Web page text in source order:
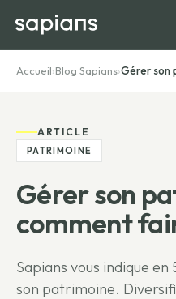
Accueil›Blog Sapians›Gérer son
ARTICLE
PATRIMOINE
Gérer son
comment
Sapians vous indique
son patrimoine.